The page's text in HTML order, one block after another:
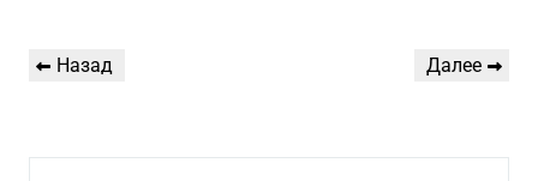
Навигация
Предыдущая
Назад
Следующая
Далее